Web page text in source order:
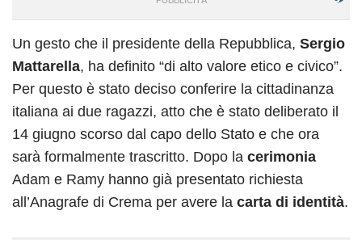
Un gesto che il presidente della Repubblica, Sergio
Mattarella, ha definito “di alto valore etico e civico”.
Per questo è stato deciso conferire la cittadinanza
italiana ai due ragazzi, atto che è stato deliberato il
14 giugno scorso dal capo dello Stato e che ora
sarà formalmente trascritto. Dopo la cerimonia
Adam e Ramy hanno già presentato richiesta
all’Anagrafe di Crema per avere la carta di identità.